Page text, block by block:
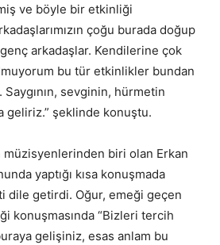
ve böyle bir etkinliği
çoğu burada doğup
arkadaşlar. Kendilerine çok
bu tür etkinlikler bundan
Saygının, sevginin, hürmetin
geliriz.” şeklinde konuştu.
biri olan Erkan
yaptığı kısa konuşmada
dile getirdi. Oğur, emeği geçen
konuşmasında “Bizleri tercih
gelişiniz, esas anlam bu